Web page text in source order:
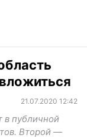
21.07.2020 12:42
в публичной
Второй —